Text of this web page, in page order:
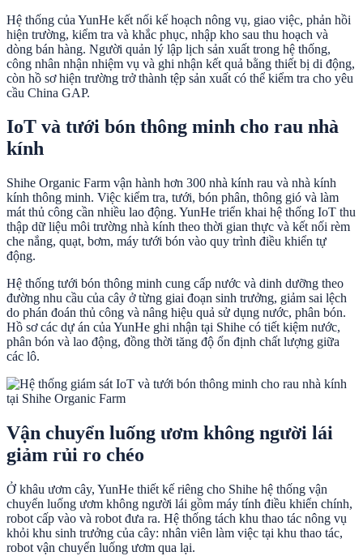
Hệ thống của YunHe kết nối kế hoạch nông vụ, giao việc, phản hồi
hiện trường, kiểm tra và khắc phục, nhập kho sau thu hoạch và
dòng bán hàng. Người quản lý lập lịch sản xuất trong hệ thống,
công nhân nhận nhiệm vụ và ghi nhận kết quả bằng thiết bị di động,
còn hồ sơ hiện trường trở thành tệp sản xuất có thể kiểm tra cho yêu
cầu China GAP.
IoT và tưới bón thông minh cho rau nhà
kính
Shihe Organic Farm vận hành hơn 300 nhà kính rau và nhà kính
kính thông minh. Việc kiểm tra, tưới, bón phân, thông gió và làm
mát thủ công cần nhiều lao động. YunHe triển khai hệ thống IoT thu
thập dữ liệu môi trường nhà kính theo thời gian thực và kết nối rèm
che nắng, quạt, bơm, máy tưới bón vào quy trình điều khiển tự
động.
Hệ thống tưới bón thông minh cung cấp nước và dinh dưỡng theo
đường nhu cầu của cây ở từng giai đoạn sinh trưởng, giảm sai lệch
do phán đoán thủ công và nâng hiệu quả sử dụng nước, phân bón.
Hồ sơ các dự án của YunHe ghi nhận tại Shihe có tiết kiệm nước,
phân bón và lao động, đồng thời tăng độ ổn định chất lượng giữa
các lô.
Vận chuyển luống ươm không người lái
giảm rủi ro chéo
Ở khâu ươm cây, YunHe thiết kế riêng cho Shihe hệ thống vận
chuyển luống ươm không người lái gồm máy tính điều khiển chính,
robot cấp vào và robot đưa ra. Hệ thống tách khu thao tác nông vụ
khỏi khu sinh trưởng của cây: nhân viên làm việc tại khu thao tác,
robot vận chuyển luống ươm qua lại.